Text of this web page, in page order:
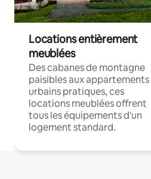
Locations entièrement
meublées
Des cabanes de montagne
paisibles aux appartements
urbains pratiques, ces
locations meublées offrent
tous les équipements d'un
logement standard.